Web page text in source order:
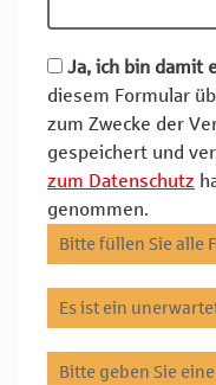
Ja, ich bin damit
diesem Formular
zum Zwecke der
gespeichert und
zum Datenschutz
genommen.
Bitte füllen Sie alle
Es ist ein
Bitte geben Sie